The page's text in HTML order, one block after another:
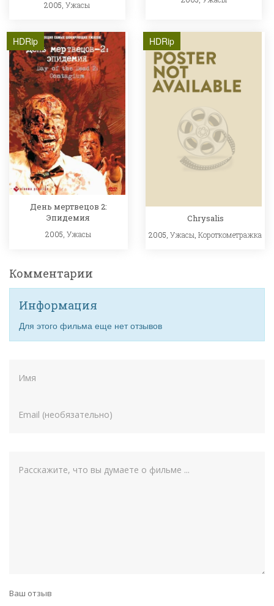
2005,Ужасы
HDRip
День мертвецов 2:
Эпидемия
2005,Ужасы
HDRip
Chrysalis
2005,Ужасы ,Короткометражка
Комментарии
Информация
Для этого фильма еще нет отзывов
Ваш отзыв